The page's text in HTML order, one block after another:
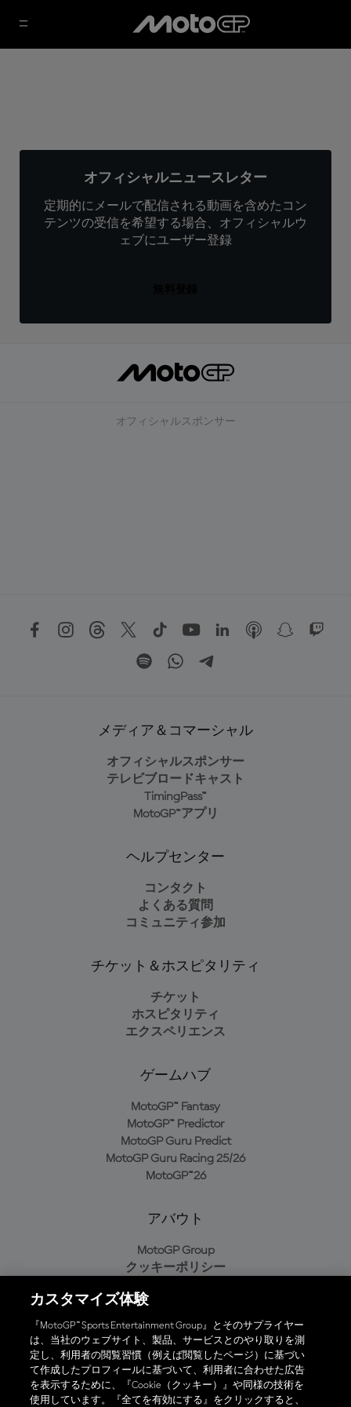
オフィシャルニュースレター
定期的にメールで配信される動画を含めたコン
テンツの受信を希望する場合、オフィシャルウ
ェブにユーザー登録
オフィシャルスポンサー
メディア＆コマーシャル
オフィシャルスポンサー
テレビブロードキャスト
TimingPass™
MotoGP™アプリ
ヘルプセンター
コンタクト
よくある質問
コミュニティ参加
チケット＆ホスピタリティ
チケット
ホスピタリティ
エクスペリエンス
ゲームハブ
MotoGP™ Fantasy
MotoGP™ Predictor
MotoGP Guru Predict
MotoGP Guru Racing 25/26
MotoGP™26
アバウト
MotoGP Group
クッキーポリシー
プライバシーポリシー
購入ポリシー
オフィシャルアプリ
カスタマイズ体験
『MotoGP™ Sports Entertainment Group』とそのサプライヤー
は、当社のウェブサイト、製品、サービスとのやり取りを測
定し、利用者の閲覧習慣（例えば閲覧したページ）に基づい
て作成したプロフィールに基づいて、利用者に合わせた広告
を表示するために、『Cookie（クッキー）』や同様の技術を
使用しています。『全てを有効にする』をクリックすると、